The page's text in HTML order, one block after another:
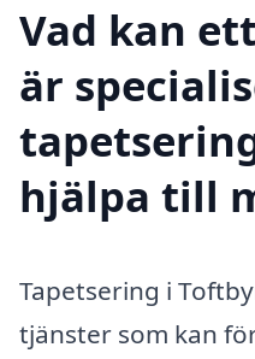
Vad kan
är
hjälpa till
Tapetsering i
tjänster som kan